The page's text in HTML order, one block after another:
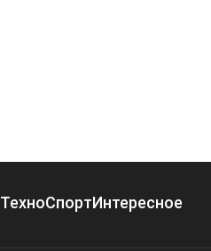
ТехноСпортИнтересное